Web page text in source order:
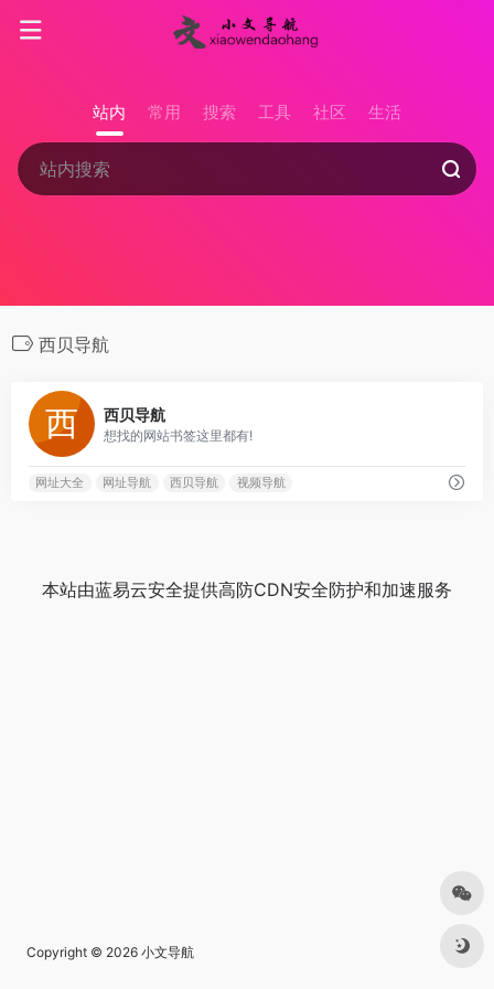
站内 常用 搜索 工具 社区 生活
西贝导航
西贝导航
想找的网站书签这里都有!
网址大全 网址导航 西贝导航 视频导航
本站由蓝易云安全提供高防CDN安全防护和加速服务
Copyright © 2026 小文导航